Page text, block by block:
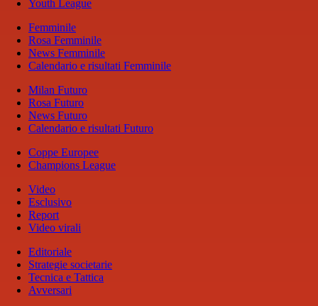
Youth League
Femminile
Rosa Femminile
News Femminile
Calendario e risultati Femminile
Milan Futuro
Rosa Futuro
News Futuro
Calendario e risultati Futuro
Coppe Europee
Champions League
Video
Esclusivo
Report
Video virali
Editoriale
Strategie societarie
Tecnica e Tattica
Avversari